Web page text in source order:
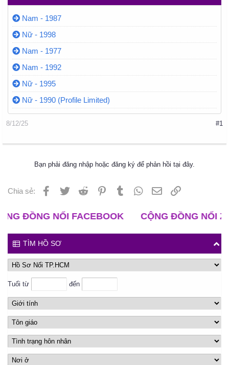
Nam - 1987
Nữ - 1998
Nam - 1977
Nam - 1992
Nữ - 1995
Nữ - 1990 (Profile Limited)
#1
8/12/25
Bạn phải đăng nhập hoặc đăng ký để phản hồi tại đây.
Chia sẻ: Facebook
Twitter Reddit PinterestTumblr WhatsApp
Email
NỐI FACEBOOK CỘNG ĐỒNG NỐI ZALO
TÌM HỒ SƠ
Tuổi từ đến